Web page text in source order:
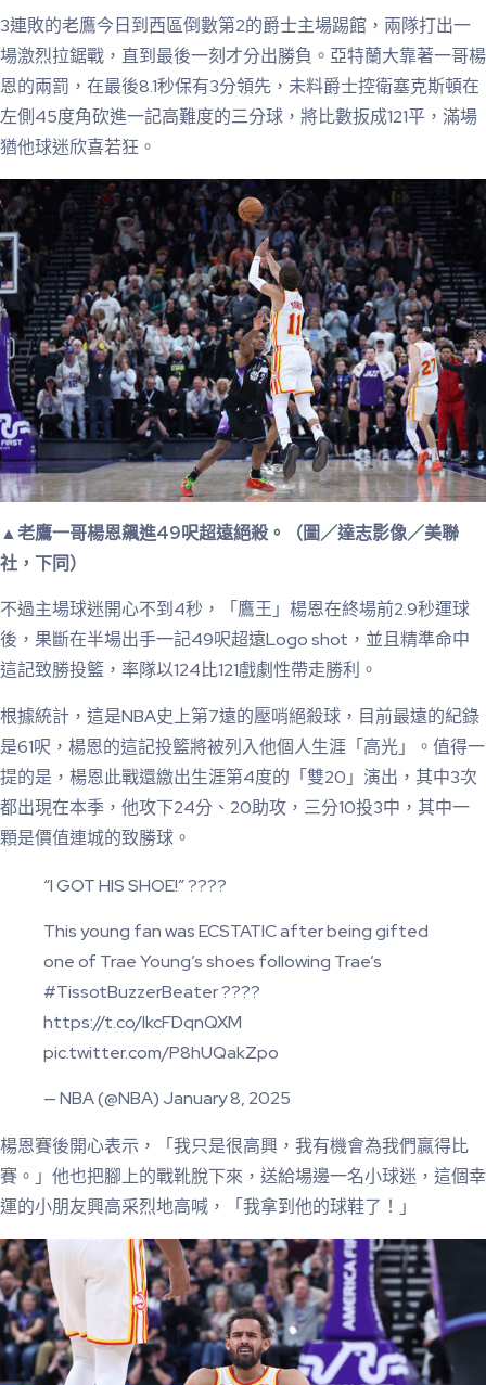
3連敗的老鷹今日到西區倒數第2的爵士主場踢館，兩隊打出一
場激烈拉鋸戰，直到最後一刻才分出勝負。亞特蘭大靠著一哥楊
恩的兩罰，在最後8.1秒保有3分領先，未料爵士控衛塞克斯頓在
左側45度角砍進一記高難度的三分球，將比數扳成121平，滿場
猶他球迷欣喜若狂。
▲老鷹一哥楊恩飆進49呎超遠絕殺。（圖／達志影像／美聯
社，下同）
不過主場球迷開心不到4秒，「鷹王」楊恩在終場前2.9秒運球
後，果斷在半場出手一記49呎超遠Logo shot，並且精準命中
這記致勝投籃，率隊以124比121戲劇性帶走勝利。
根據統計，這是NBA史上第7遠的壓哨絕殺球，目前最遠的紀錄
是61呎，楊恩的這記投籃將被列入他個人生涯「高光」。值得一
提的是，楊恩此戰還繳出生涯第4度的「雙20」演出，其中3次
都出現在本季，他攻下24分、20助攻，三分10投3中，其中一
顆是價值連城的致勝球。
“I GOT HIS SHOE!” ????
This young fan was ECSTATIC after being gifted
one of Trae Young’s shoes following Trae’s
#TissotBuzzerBeater ????
https://t.co/lkcFDqnQXM
pic.twitter.com/P8hUQakZpo
— NBA (@NBA) January 8, 2025
楊恩賽後開心表示，「我只是很高興，我有機會為我們贏得比
賽。」他也把腳上的戰靴脫下來，送給場邊一名小球迷，這個幸
運的小朋友興高采烈地高喊，「我拿到他的球鞋了！」